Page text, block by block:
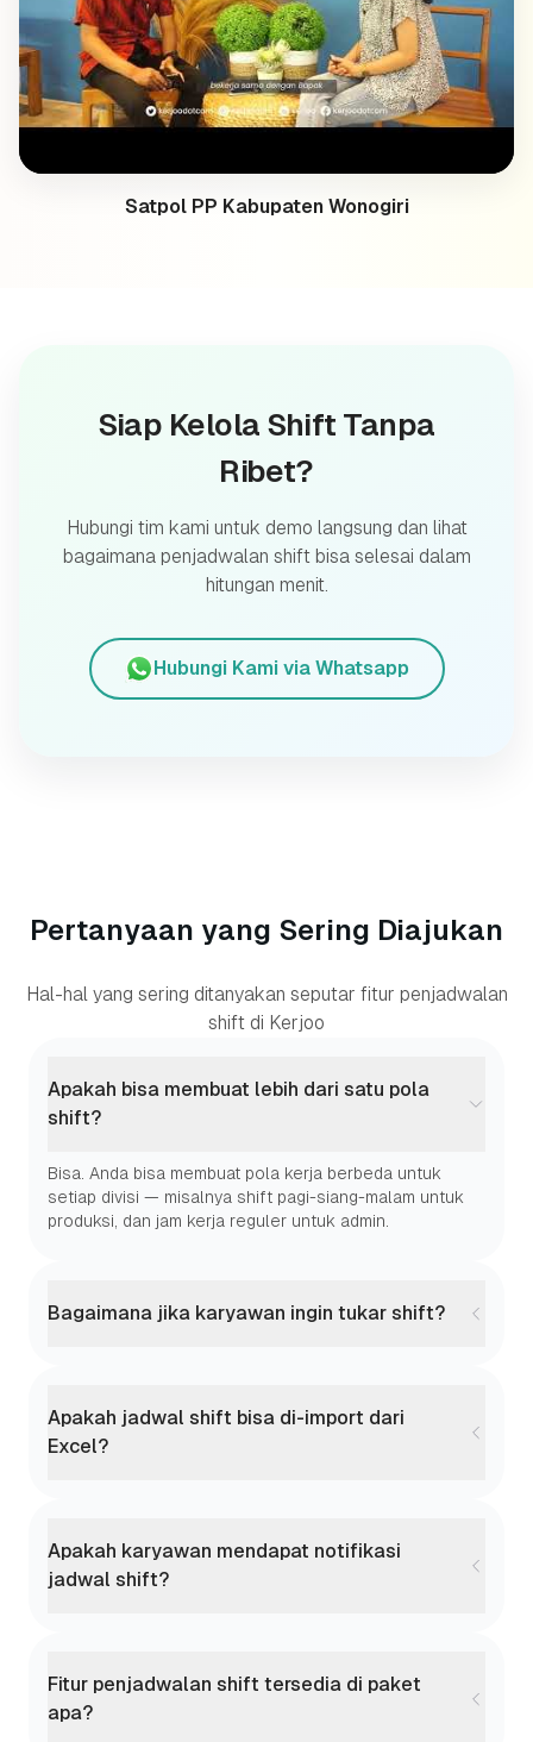
Satpol PP Kabupaten Wonogiri
Siap Kelola Shift Tanpa
Ribet?
Hubungi tim kami untuk demo langsung dan lihat
bagaimana penjadwalan shift bisa selesai dalam
hitungan menit.
Hubungi Kami via Whatsapp
Pertanyaan yang Sering Diajukan
Hal-hal yang sering ditanyakan seputar fitur penjadwalan
shift di Kerjoo
Apakah bisa membuat lebih dari satu pola
shift?
Bisa. Anda bisa membuat pola kerja berbeda untuk
setiap divisi — misalnya shift pagi-siang-malam untuk
produksi, dan jam kerja reguler untuk admin.
Bagaimana jika karyawan ingin tukar shift?
Apakah jadwal shift bisa di-import dari
Excel?
Apakah karyawan mendapat notifikasi
jadwal shift?
Fitur penjadwalan shift tersedia di paket
apa?